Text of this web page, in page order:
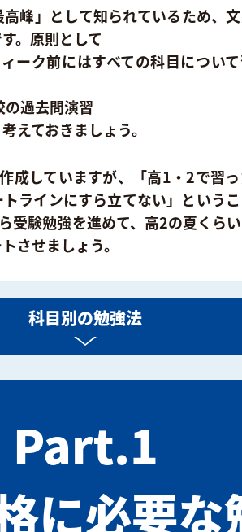
峰」として知られているため、
。原則として
ーク前にはすべての科目につい
の過去問演習
えておきましょう。
成していますが、「高1・2で習
ラインにすら立てない」という
受験勉強を進めて、高2の夏くら
させましょう。
科目別の勉強法
Part.1
に必要な